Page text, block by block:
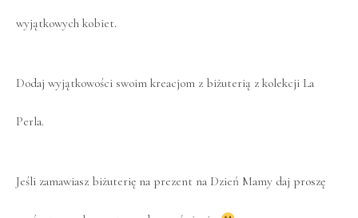
wyjątkowych kobiet.
Dodaj wyjątkowości swoim kreacjom z biżuterią z kolekcji La
Perla.
Jeśli zamawiasz biżuterię na prezent na Dzień Mamy daj proszę